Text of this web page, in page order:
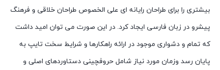
بیشتری را برای طراحان رایانه ای علی الخصوص طراحان خلاقی و فرهنگ
پیشرو در زبان فارسی ایجاد کرد. در این صورت می توان امید داشت
که تمام و دشواری موجود در ارائه راهکارها و شرایط سخت تایپ به
پایان رسد وزمان مورد نیاز شامل حروفچینی دستاوردهای اصلی و